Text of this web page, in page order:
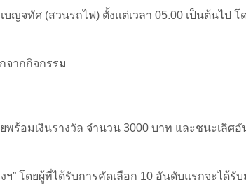
จทัศ (สวนรถไฟ) ตั้งแต่เวลา 05.00 เป็นต้นไป โ
จากกิจกรรม
ร้อมเงินรางวัล จำนวน 3000 บาท และชนะเลิศ
โดยผู้ที่ได้รับการคัดเลือก 10 อันดับแรกจะได้รั